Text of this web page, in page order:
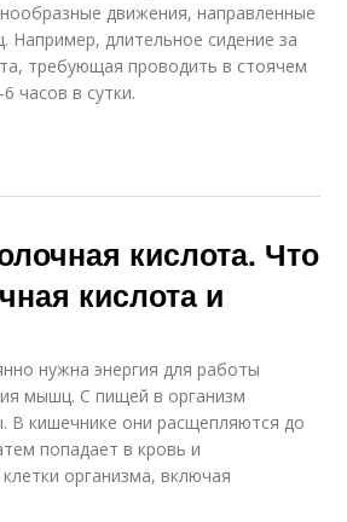
движения, направленные
Например, длительное сидение за
требующая проводить в стоячем
часов в сутки.
кислота. Что
кислота и
нужна энергия для работы
мышц. С пищей в организм
В кишечнике они расщепляются до
попадает в кровь и
организма, включая